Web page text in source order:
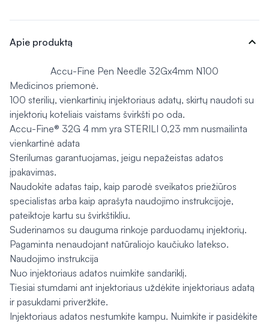
Apie produktą expand_more
Accu-Fine Pen Needle 32Gx4mm N100
Medicinos priemonė.
100 sterilių, vienkartinių injektoriaus adatų, skirtų naudoti su
injektorių koteliais vaistams švirkšti po oda.
Accu-Fine® 32G 4 mm yra STERILI 0,23 mm nusmailinta
vienkartinė adata
Sterilumas garantuojamas, jeigu nepažeistas adatos
įpakavimas.
Naudokite adatas taip, kaip parodė sveikatos priežiūros
specialistas arba kaip aprašyta naudojimo instrukcijoje,
pateiktoje kartu su švirkštikliu.
Suderinamos su dauguma rinkoje parduodamų injektorių.
Pagaminta nenaudojant natūraliojo kaučiuko latekso.
Naudojimo instrukcija
Nuo injektoriaus adatos nuimkite sandariklį.
Tiesiai stumdami ant injektoriaus uždėkite injektoriaus adatą
ir pasukdami priveržkite.
Injektoriaus adatos nestumkite kampu. Nuimkite ir pasidėkite